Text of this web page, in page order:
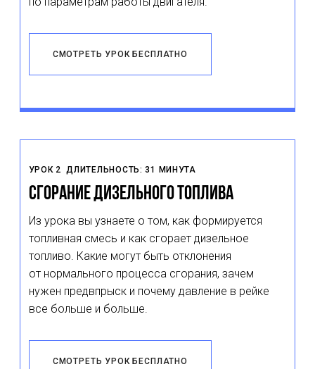
СМОТРЕТЬ УРОК БЕСПЛАТНО
УРОК 2 ДЛИТЕЛЬНОСТЬ: 31 МИНУТА
Сгорание дизельного топлива
Из урока вы узнаете о том, как формируется
топливная смесь и как сгорает дизельное
топливо. Какие могут быть отклонения
от нормального процесса сгорания, зачем
нужен предвпрыск и почему давление в рейке
все больше и больше.
СМОТРЕТЬ УРОК БЕСПЛАТНО